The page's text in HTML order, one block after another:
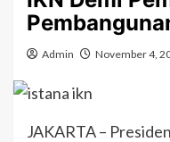
Admin November 4,
JAKARTA –